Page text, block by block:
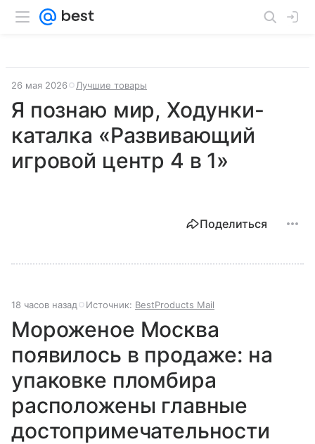
26 мая 2026 Лучшие товары
Я познаю мир, Ходунки-
каталка «Развивающий
игровой центр 4 в 1»
Поделиться
18 часов назад Источник: BestProducts Mail
Мороженое Москва
появилось в продаже: на
упаковке пломбира
расположены главные
достопримечательности